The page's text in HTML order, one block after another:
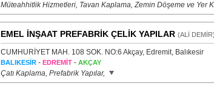
Müteahhitlik Hizmetleri, Tavan Kaplama, Zemin Döşeme ve Yer
EMEL İNŞAAT PREFABRİK ÇELİK YAPILAR (ALİ DEMİR)
CUMHURİYET MAH. 108 SOK. NO:6 Akçay, Edremit, Balıkesir
BALIKESİR- EDREMİT- AKÇAY
Çatı Kaplama, Prefabrik Yapılar,